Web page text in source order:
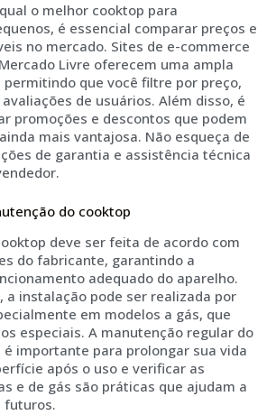
o melhor cooktop para
é essencial comparar preços e
no mercado. Sites de e-commerce
Livre oferecem uma ampla
permitindo que você filtre por preço,
de usuários. Além disso, é
promoções e descontos que podem
mais vantajosa. Não esqueça de
de garantia e assistência técnica
do cooktop
deve ser feita de acordo com
do fabricante, garantindo a
adequado do aparelho.
a instalação pode ser realizada por
em modelos a gás, que
especiais. A manutenção regular do
importante para prolongar sua vida
após o uso e verificar as
e de gás são práticas que ajudam a
futuros.